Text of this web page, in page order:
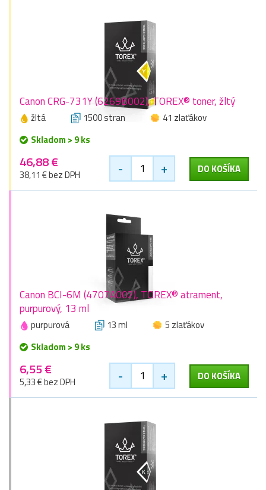
Canon CRG-731Y (6269B002), TOREX® toner, žltý
žltá 1500 stran
41 zlaťákov
Skladom > 9 ks
46,88 €
38,11 € bez DPH - + DO KOŠÍKA
Canon BCI-6M (4707A002), TOREX® atrament,
purpurový, 13 ml
purpurová 13 ml
5 zlaťákov
Skladom > 9 ks
6,55 €
5,33 € bez DPH - + DO KOŠÍKA